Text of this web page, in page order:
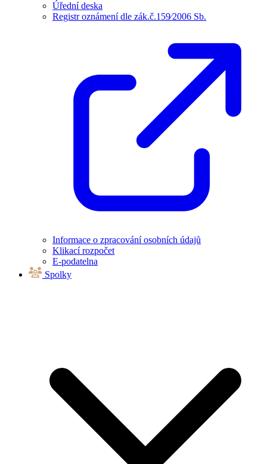
Úřední deska
Registr oznámení dle zák.č.159⁄2006 Sb.
Informace o zpracování osobních údajů
Klikací rozpočet
E-podatelna
Spolky